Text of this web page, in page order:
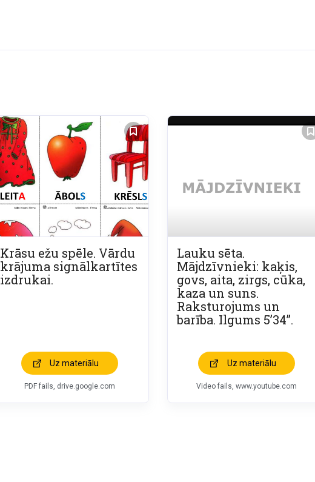
Krāsu ežu spēle. Vārdu
krājuma signālkartītes
izdrukai.
Uz materiālu
PDF fails, drive.google.com
Lauku sēta.
Mājdzīvnieki: kaķis,
govs, aita, zirgs, cūka,
kaza un suns.
Raksturojums un
barība. Ilgums 5’34”.
Uz materiālu
Video fails, www.youtube.com